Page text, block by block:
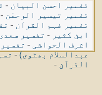
تفسیر احسن البیان -
تفسیر تیسیر الرحمٰن -
تفسیر فہم القرآن -
ابن کثیر - تفسیر
اشرف الحواشی -
عبدالسلام بھٹوی)-
القرآن -